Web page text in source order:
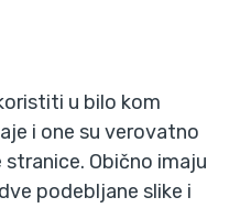
u bilo kom
i one su verovatno
Obično imaju
podebljane slike i